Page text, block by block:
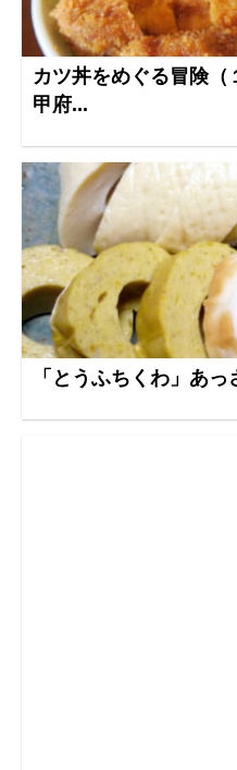
カツ丼をめぐる冒険（
甲府...
「とうふちくわ」あ